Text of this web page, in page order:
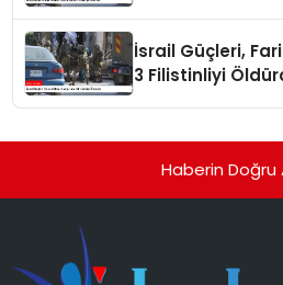
İsrail Güçleri,
3 Filistinliyi
Haberin Doğru